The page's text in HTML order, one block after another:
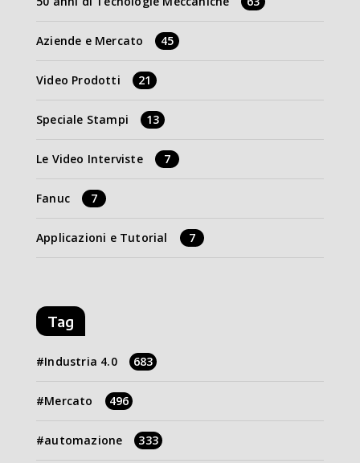
Aziende e Mercato 45
Video Prodotti 21
Speciale Stampi 13
Le Video Interviste 7
Fanuc 7
Applicazioni e Tutorial 7
Tag
Industria 4.0 683
Mercato 496
automazione 333